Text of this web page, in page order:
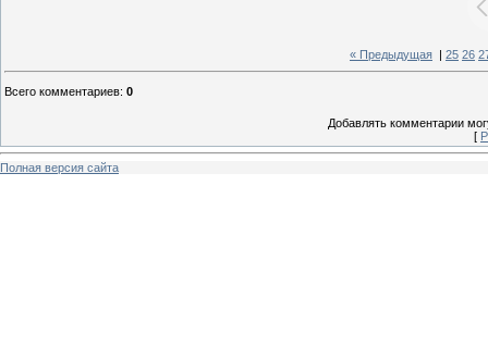
« Предыдущая 25 26
Всего комментариев: 0
Добавлять комментарии
[
Полная версия сайта